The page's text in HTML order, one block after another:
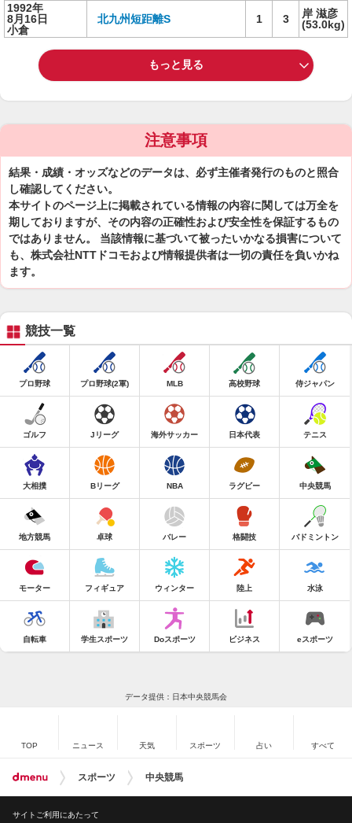
1992年
8月16日
小倉
北九州短距離S 1 3
岸 滋彦
(53.0kg)
もっと見る
注意事項
結果・成績・オッズなどのデータは、必ず主催者発行のものと照合
し確認してください。
本サイトのページ上に掲載されている情報の内容に関しては万全を
期しておりますが、その内容の正確性および安全性を保証するもの
ではありません。 当該情報に基づいて被ったいかなる損害について
も、株式会社NTTドコモおよび情報提供者は一切の責任を負いかね
ます。
競技一覧
プロ野球 プロ野球(2軍) MLB 高校野球 侍ジャパン
ゴルフ Jリーグ 海外サッカー 日本代表 テニス
大相撲 Bリーグ NBA ラグビー 中央競馬
地方競馬 卓球 バレー 格闘技 バドミントン
モーター フィギュア ウィンター 陸上 水泳
自転車 学生スポーツ Doスポーツ ビジネス eスポーツ
データ提供：日本中央競馬会
TOP ニュース 天気 スポーツ 占い すべて
スポーツ 中央競馬
サイトご利用にあたって